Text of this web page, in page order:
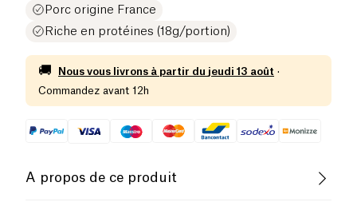
Porc origine France
Riche en protéines (18g/portion)
🚚 Nous vous livrons à partir du jeudi 13 août ·
Commandez avant 12h
A propos de ce produit